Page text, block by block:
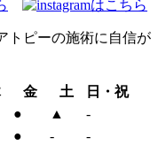
トピーの施術に自信が
金 土
日・祝
● ▲
-
● - -